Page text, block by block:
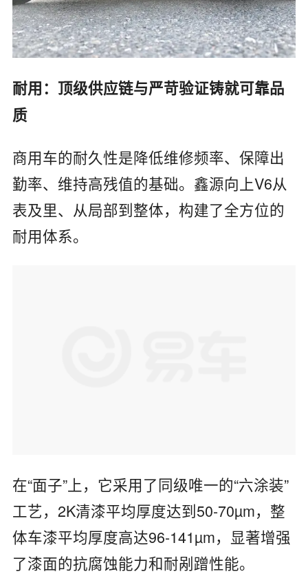
‌耐用：顶级供应链与严苛验证铸就可靠品
质‌
商用车的耐久性是降低维修频率、保障出
勤率、维持高残值的基础。鑫源向上V6从
表及里、从局部到整体，构建了全方位的
耐用体系。
在“面子”上，它采用了‌同级唯一的“六涂装”
工艺‌，‌2K清漆平均厚度达到50-70µm，整
体车漆平均厚度高达96-141µm，显著增强
了漆面的抗腐蚀能力和耐剐蹭性能。